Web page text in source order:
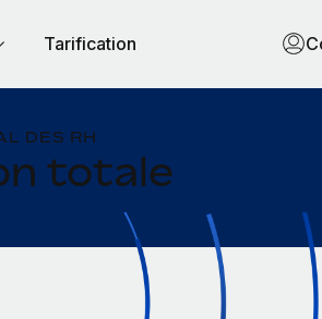
Tarification
DES RH
totale